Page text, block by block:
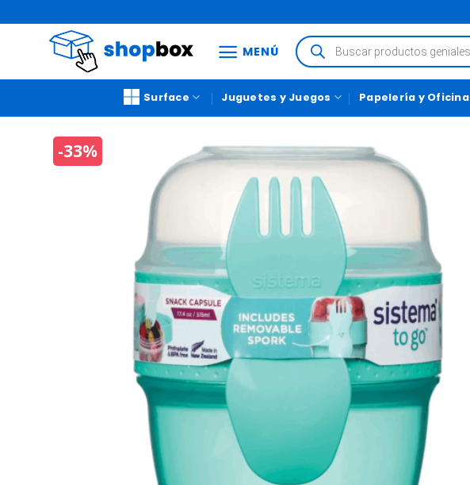
MENÚ
Surface Juguetes y Juegos Papelería y Oficina
-33%